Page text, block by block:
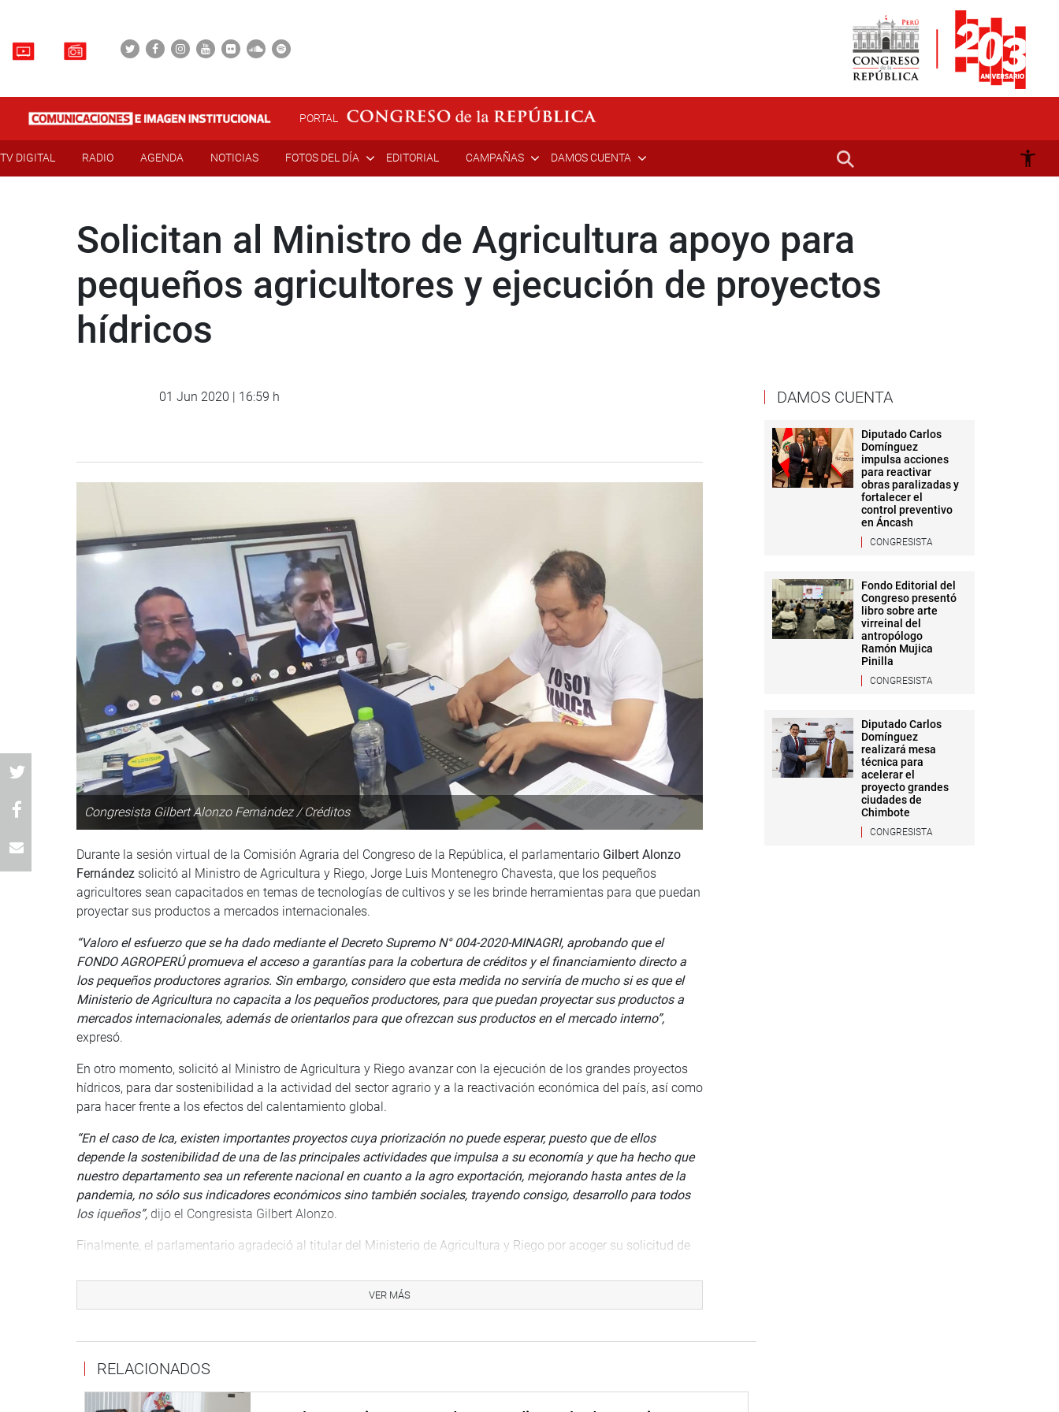
PORTAL
TV DIGITAL RADIO AGENDA NOTICIAS FOTOS DEL DÍA EDITORIAL CAMPAÑAS DAMOS CUENTA
Solicitan al Ministro de Agricultura apoyo para
pequeños agricultores y ejecución de proyectos
hídricos
01 Jun 2020 | 16:59 h
Congresista Gilbert Alonzo Fernández / Créditos
Durante la sesión virtual de la Comisión Agraria del Congreso de la República, el parlamentario Gilbert Alonzo
Fernández solicitó al Ministro de Agricultura y Riego, Jorge Luis Montenegro Chavesta, que los pequeños
agricultores sean capacitados en temas de tecnologías de cultivos y se les brinde herramientas para que puedan
proyectar sus productos a mercados internacionales.
“Valoro el esfuerzo que se ha dado mediante el Decreto Supremo N° 004-2020-MINAGRI, aprobando que el
FONDO AGROPERÚ promueva el acceso a garantías para la cobertura de créditos y el financiamiento directo a
los pequeños productores agrarios. Sin embargo, considero que esta medida no serviría de mucho si es que el
Ministerio de Agricultura no capacita a los pequeños productores, para que puedan proyectar sus productos a
mercados internacionales, además de orientarlos para que ofrezcan sus productos en el mercado interno”,
expresó.
En otro momento, solicitó al Ministro de Agricultura y Riego avanzar con la ejecución de los grandes proyectos
hídricos, para dar sostenibilidad a la actividad del sector agrario y a la reactivación económica del país, así como
para hacer frente a los efectos del calentamiento global.
“En el caso de Ica, existen importantes proyectos cuya priorización no puede esperar, puesto que de ellos
depende la sostenibilidad de una de las principales actividades que impulsa a su economía y que ha hecho que
nuestro departamento sea un referente nacional en cuanto a la agro exportación, mejorando hasta antes de la
pandemia, no sólo sus indicadores económicos sino también sociales, trayendo consigo, desarrollo para todos
los iqueños”, dijo el Congresista Gilbert Alonzo.
Finalmente, el parlamentario agradeció al titular del Ministerio de Agricultura y Riego por acoger su solicitud de
postergación de los procesos electorales de renovación de los órganos directivos de las organizaciones de
usuarios de agua, toda vez que cualquier proceso electoral implicaría un grave riesgo de contagio en estos
VER MÁS
RELACIONADOS
DAMOS CUENTA
Diputado Carlos
Domínguez
impulsa acciones
para reactivar
obras paralizadas y
fortalecer el
control preventivo
en Áncash
CONGRESISTA
Fondo Editorial del
Congreso presentó
libro sobre arte
virreinal del
antropólogo
Ramón Mujica
Pinilla
CONGRESISTA
Diputado Carlos
Domínguez
realizará mesa
técnica para
acelerar el
proyecto grandes
ciudades de
Chimbote
CONGRESISTA